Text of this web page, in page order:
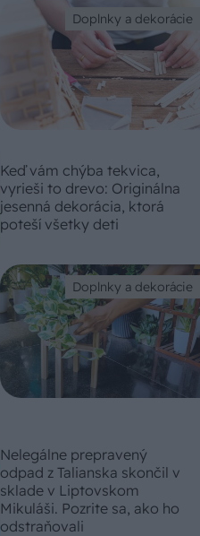
Doplnky a dekorácie
Keď vám chýba tekvica,
vyrieši to drevo: Originálna
jesenná dekorácia, ktorá
poteší všetky deti
Doplnky a dekorácie
Nelegálne prepravený
odpad z Talianska skončil v
sklade v Liptovskom
Mikuláši. Pozrite sa, ako ho
odstraňovali